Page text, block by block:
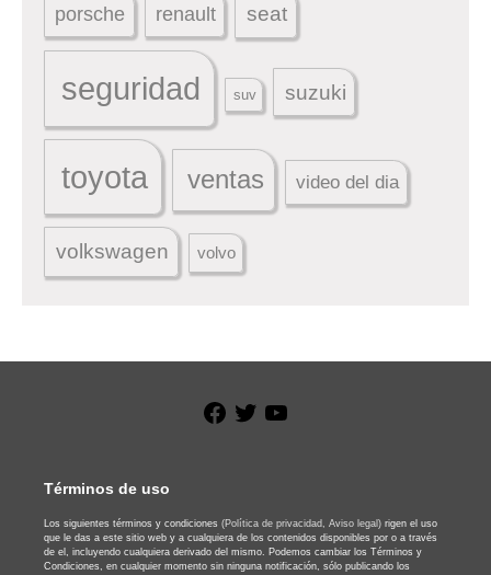
porsche renault seat
seguridad suv suzuki
toyota ventas video del dia
volkswagen volvo
Facebook
Twitter
Términos de uso
Los siguientes términos y condiciones (Política de privacidad, Aviso legal) rigen el uso
que le das a este sitio web y a cualquiera de los contenidos disponibles por o a través
de el, incluyendo cualquiera derivado del mismo. Podemos cambiar los Términos y
Condiciones, en cualquier momento sin ninguna notificación, sólo publicando los